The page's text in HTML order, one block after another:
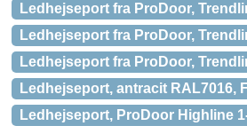
Ledhejseport fra ProDoor,
Ledhejseport fra ProDoor,
Ledhejseport fra ProDoor,
Ledhejseport, antracit RAL7016,
Ledhejseport, ProDoor Highline